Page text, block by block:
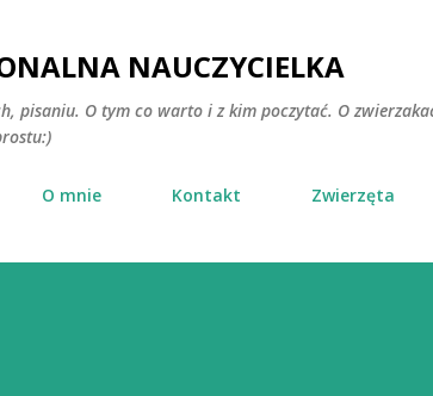
NAUCZYCIELKA
pisaniu. O tym co warto i z kim poczytać. O
O mnie Kontakt Zwierzęta